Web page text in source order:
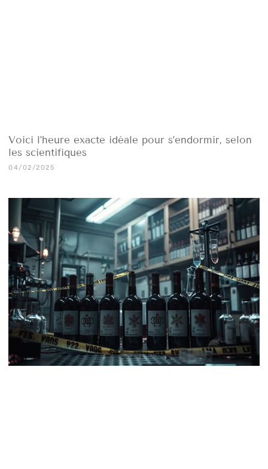
Voici l’heure exacte idéale pour s’endormir, selon
les scientifiques
04/02/2025